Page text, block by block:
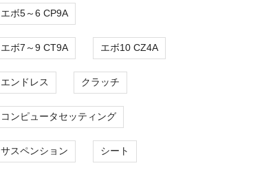
エボ5～6 CP9A
エボ7～9 CT9A エボ10 CZ4A
エンドレス クラッチ
コンピュータセッティング
サスペンション シート